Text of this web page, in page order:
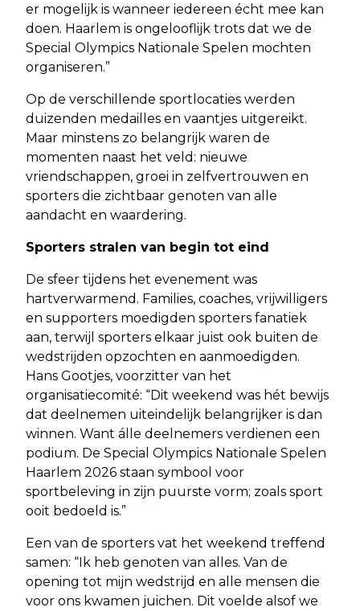
er mogelijk is wanneer iedereen écht mee kan
doen. Haarlem is ongelooflijk trots dat we de
Special Olympics Nationale Spelen mochten
organiseren.”
Op de verschillende sportlocaties werden
duizenden medailles en vaantjes uitgereikt.
Maar minstens zo belangrijk waren de
momenten naast het veld: nieuwe
vriendschappen, groei in zelfvertrouwen en
sporters die zichtbaar genoten van alle
aandacht en waardering.
Sporters stralen van begin tot eind
De sfeer tijdens het evenement was
hartverwarmend. Families, coaches, vrijwilligers
en supporters moedigden sporters fanatiek
aan, terwijl sporters elkaar juist ook buiten de
wedstrijden opzochten en aanmoedigden.
Hans Gootjes, voorzitter van het
organisatiecomité: “Dit weekend was hét bewijs
dat deelnemen uiteindelijk belangrijker is dan
winnen. Want álle deelnemers verdienen een
podium. De Special Olympics Nationale Spelen
Haarlem 2026 staan symbool voor
sportbeleving in zijn puurste vorm; zoals sport
ooit bedoeld is.”
Een van de sporters vat het weekend treffend
samen: “Ik heb genoten van alles. Van de
opening tot mijn wedstrijd en alle mensen die
voor ons kwamen juichen. Dit voelde alsof we